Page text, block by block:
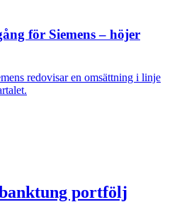
för Siemens – höjer
redovisar en omsättning i linje
portfölj